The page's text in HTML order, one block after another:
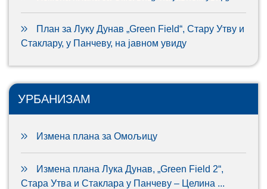
План за Луку Дунав „Green Field“, Стару Утву и
Стаклару, у Панчеву, на јавном увиду
УРБАНИЗАМ
Измена плана за Омољицу
Измена плана Лука Дунав, „Green Field 2“,
Стара Утва и Стаклара у Панчеву – Целина ...